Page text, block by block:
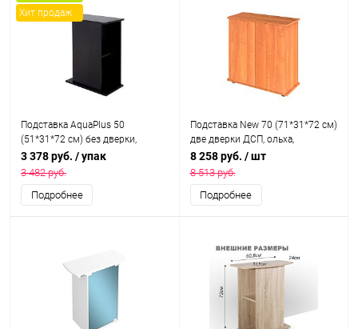
Хит продаж
Подставка AquaPlus 50
(51*31*72 см) без дверки,
черная, в коробке, подходит для
моделей аквариумов STD П60
3 378 руб. / упак
3 482 руб.
Подробнее
Пoдставка New 70 (71*31*72 см)
две дверки ДСП, ольха,
собранная
8 258 руб. / шт
8 513 руб.
Подробнее